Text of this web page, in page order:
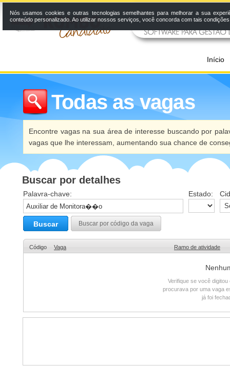
Início
Todas as vagas
Encontre vagas na sua área de interesse buscando por
vagas que lhe interessam, aumentando sua chance de
Buscar por detalhes
Palavra-chave: Estado:
Buscar Buscar por código da vaga
Código Vaga Ramo de atividade
Verifique se você
procurava por uma vaga
já foi
Nós usamos cookies e outras tecnologias semelhantes para melhorar a sua
conteúdo personalizado. Ao utilizar nossos serviços, você concorda com tais